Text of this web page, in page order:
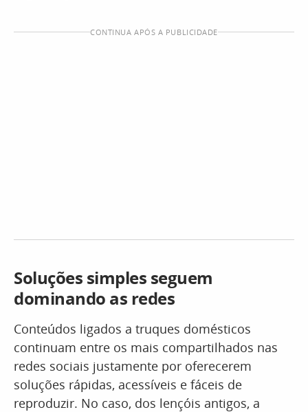
CONTINUA APÓS A PUBLICIDADE
Soluções simples seguem
dominando as redes
Conteúdos ligados a truques domésticos
continuam entre os mais compartilhados nas
redes sociais justamente por oferecerem
soluções rápidas, acessíveis e fáceis de
reproduzir. No caso, dos lençóis antigos, a